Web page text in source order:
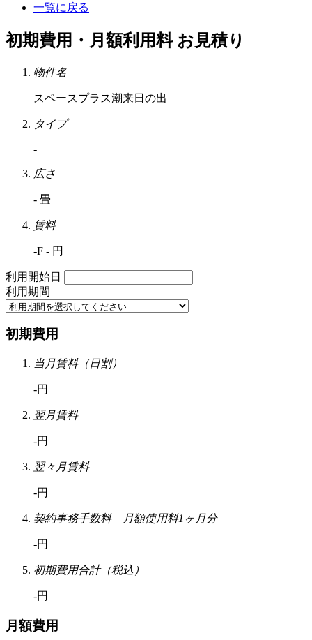
一覧に戻る
初期費用・月額利用料 お見積り
物件名
スペースプラス潮来日の出
タイプ
-
広さ
- 畳
賃料
-F - 円
利用開始日
利用期間
初期費用
当月賃料（日割）
-円
翌月賃料
-円
翌々月賃料
-円
契約事務手数料 月額使用料1ヶ月分
-円
初期費用合計（税込）
-円
月額費用